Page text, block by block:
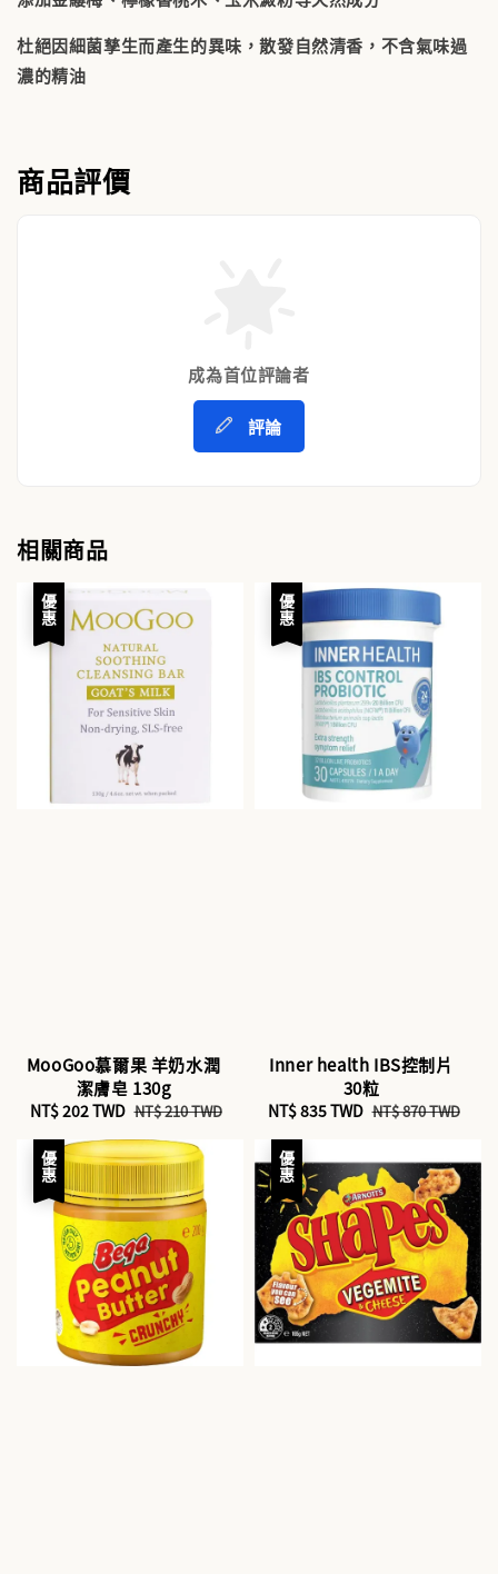
杜絕因細菌孳生而產生的異味，散發自然清香，不含氣味過
濃的精油
商品評價
成為首位評論者
評論
相關商品
優惠
MooGoo慕爾果 羊奶水潤
潔膚皂 130g
Sale
price
NT$ 202 TWD Regular
price
NT$ 210 TWD
優惠
Inner health IBS控制片
30粒
Sale
price
NT$ 835 TWD Regular
NT$ 870 TWD
優惠 優惠